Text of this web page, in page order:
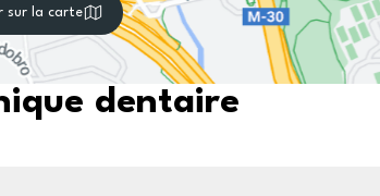
sur la carte
dentaire